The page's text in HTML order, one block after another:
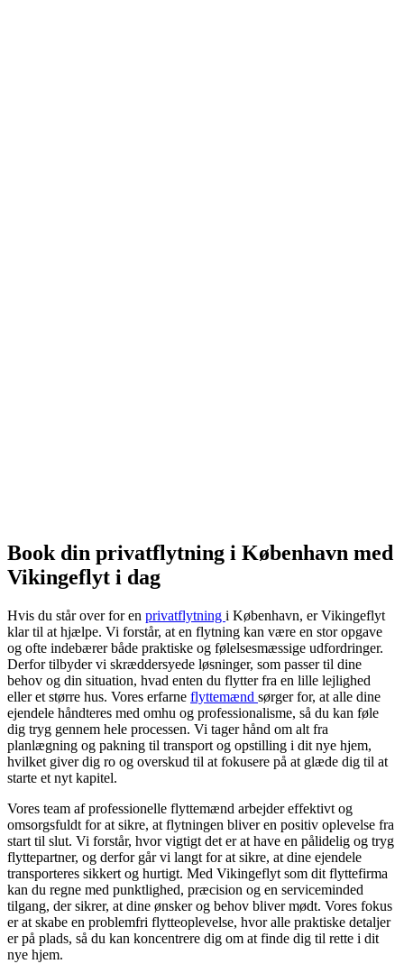
Book din privatflytning i København med
Vikingeflyt i dag
Hvis du står over for en privatflytning i København, er Vikingeflyt
klar til at hjælpe. Vi forstår, at en flytning kan være en stor opgave
og ofte indebærer både praktiske og følelsesmæssige udfordringer.
Derfor tilbyder vi skræddersyede løsninger, som passer til dine
behov og din situation, hvad enten du flytter fra en lille lejlighed
eller et større hus. Vores erfarne flyttemænd sørger for, at alle dine
ejendele håndteres med omhu og professionalisme, så du kan føle
dig tryg gennem hele processen. Vi tager hånd om alt fra
planlægning og pakning til transport og opstilling i dit nye hjem,
hvilket giver dig ro og overskud til at fokusere på at glæde dig til at
starte et nyt kapitel.
Vores team af professionelle flyttemænd arbejder effektivt og
omsorgsfuldt for at sikre, at flytningen bliver en positiv oplevelse fra
start til slut. Vi forstår, hvor vigtigt det er at have en pålidelig og tryg
flyttepartner, og derfor går vi langt for at sikre, at dine ejendele
transporteres sikkert og hurtigt. Med Vikingeflyt som dit flyttefirma
kan du regne med punktlighed, præcision og en serviceminded
tilgang, der sikrer, at dine ønsker og behov bliver mødt. Vores fokus
er at skabe en problemfri flytteoplevelse, hvor alle praktiske detaljer
er på plads, så du kan koncentrere dig om at finde dig til rette i dit
nye hjem.